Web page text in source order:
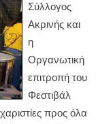
Σύλλογος
Ακρινής και
η
Οργανωτική
επιτροπή του
Φεστιβάλ
προς όλα